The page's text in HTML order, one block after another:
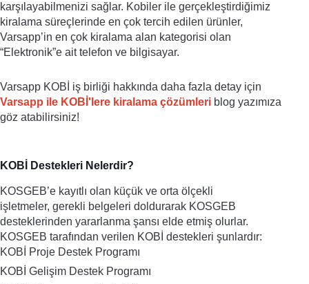
karşılayabilmenizi sağlar. Kobiler ile gerçekleştirdiğimiz
kiralama süreçlerinde en çok tercih edilen ürünler,
Varsapp’in en çok kiralama alan kategorisi olan
“Elektronik”e ait telefon ve bilgisayar.
Varsapp ile KOBİ'lere kiralama çözümleri blog yazımıza
göz atabilirsiniz!
KOBİ Destekleri Nelerdir?
KOSGEB’e kayıtlı olan küçük ve orta ölçekli
işletmeler, gerekli belgeleri doldurarak KOSGEB
desteklerinden yararlanma şansı elde etmiş olurlar.
KOSGEB tarafından verilen KOBİ destekleri şunlardır:
KOBİ Proje Destek Programı
KOBİ Gelişim Destek Programı